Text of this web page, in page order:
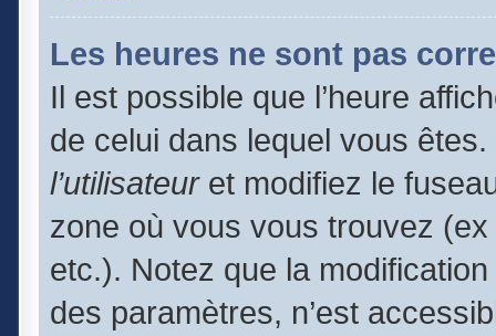
Les heures ne sont pas
Il est possible que l’heure
de celui dans lequel vous
l’utilisateuret modifiez le
zone où vous vous trouvez
etc.). Notez que la
des paramètres, n’est